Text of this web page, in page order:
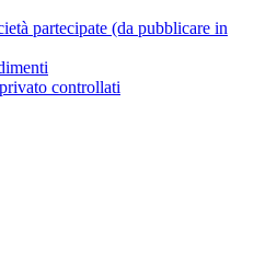
partecipate (da pubblicare in
controllati